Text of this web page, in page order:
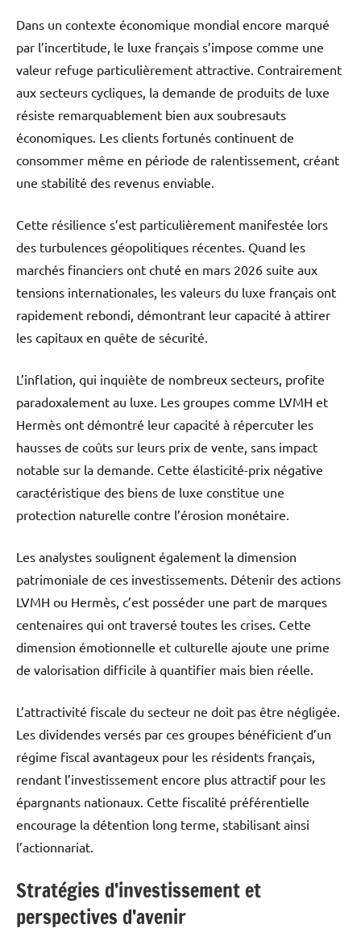
Dans un contexte économique mondial encore marqué
par l’incertitude, le luxe français s’impose comme une
valeur refuge particulièrement attractive. Contrairement
aux secteurs cycliques, la demande de produits de luxe
résiste remarquablement bien aux soubresauts
économiques. Les clients fortunés continuent de
consommer même en période de ralentissement, créant
une stabilité des revenus enviable.
Cette résilience s’est particulièrement manifestée lors
des turbulences géopolitiques récentes. Quand les
marchés financiers ont chuté en mars 2026 suite aux
tensions internationales, les valeurs du luxe français ont
rapidement rebondi, démontrant leur capacité à attirer
les capitaux en quête de sécurité.
L’inflation, qui inquiète de nombreux secteurs, profite
paradoxalement au luxe. Les groupes comme LVMH et
Hermès ont démontré leur capacité à répercuter les
hausses de coûts sur leurs prix de vente, sans impact
notable sur la demande. Cette élasticité-prix négative
caractéristique des biens de luxe constitue une
protection naturelle contre l’érosion monétaire.
Les analystes soulignent également la dimension
patrimoniale de ces investissements. Détenir des actions
LVMH ou Hermès, c’est posséder une part de marques
centenaires qui ont traversé toutes les crises. Cette
dimension émotionnelle et culturelle ajoute une prime
de valorisation difficile à quantifier mais bien réelle.
L’attractivité fiscale du secteur ne doit pas être négligée.
Les dividendes versés par ces groupes bénéficient d’un
régime fiscal avantageux pour les résidents français,
rendant l’investissement encore plus attractif pour les
épargnants nationaux. Cette fiscalité préférentielle
encourage la détention long terme, stabilisant ainsi
l’actionnariat.
Stratégies d’investissement et
perspectives d’avenir